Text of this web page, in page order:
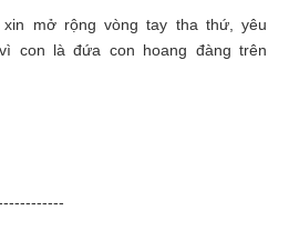
mở rộng vòng tay tha thứ, yêu
con là đứa con hoang đàng trên